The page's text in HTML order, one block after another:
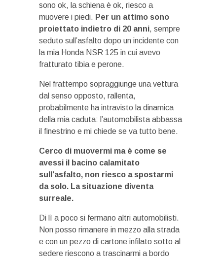
sono ok, la schiena è ok, riesco a
muovere i piedi. Per un attimo sono
proiettato indietro di 20 anni, sempre
seduto sull’asfalto dopo un incidente con
la mia Honda NSR 125 in cui avevo
fratturato tibia e perone.
Nel frattempo sopraggiunge una vettura
dal senso opposto, rallenta,
probabilmente ha intravisto la dinamica
della mia caduta: l’automobilista abbassa
il finestrino e mi chiede se va tutto bene.
Cerco di muovermi ma è come se
avessi il bacino calamitato
sull’asfalto, non riesco a spostarmi
da solo. La situazione diventa
surreale.
Di lì a poco si fermano altri automobilisti.
Non posso rimanere in mezzo alla strada
e con un pezzo di cartone infilato sotto al
sedere riescono a trascinarmi a bordo